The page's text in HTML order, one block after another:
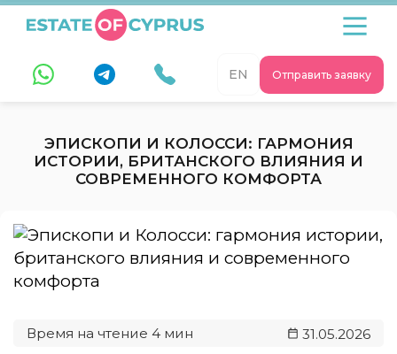
Отправить заявку
EN
ЭПИСКОПИ И КОЛОССИ: ГАРМОНИЯ
ИСТОРИИ, БРИТАНСКОГО ВЛИЯНИЯ И
СОВРЕМЕННОГО КОМФОРТА
31.05.2026